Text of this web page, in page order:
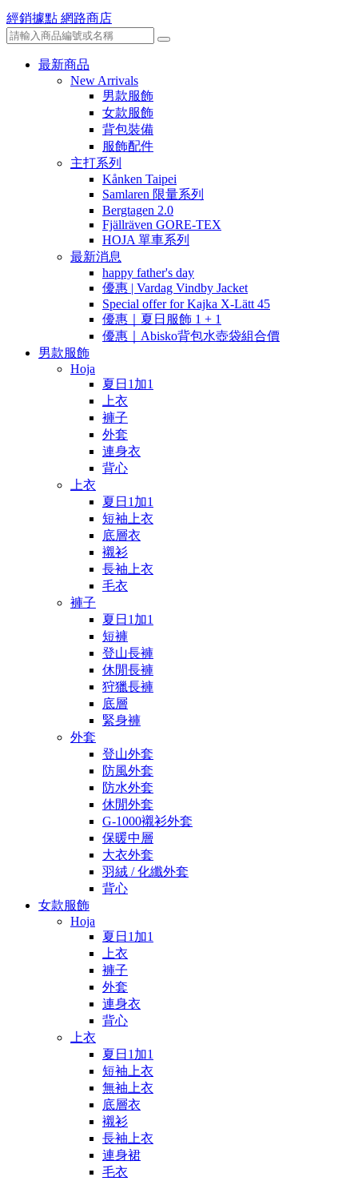
經銷據點 網路商店
最新商品
New Arrivals
男款服飾
女款服飾
背包裝備
服飾配件
主打系列
Kånken Taipei
Samlaren 限量系列
Bergtagen 2.0
Fjällräven GORE-TEX
HOJA 單車系列
最新消息
happy father's day
優惠 | Vardag Vindby Jacket
Special offer for Kajka X-Lätt 45
優惠｜夏日服飾 1 + 1
優惠｜Abisko背包水壺袋組合價
男款服飾
Hoja
夏日1加1
上衣
褲子
外套
連身衣
背心
上衣
夏日1加1
短袖上衣
底層衣
襯衫
長袖上衣
毛衣
褲子
夏日1加1
短褲
登山長褲
休閒長褲
狩獵長褲
底層
緊身褲
外套
登山外套
防風外套
防水外套
休閒外套
G-1000襯衫外套
保暖中層
大衣外套
羽絨 / 化纖外套
背心
女款服飾
Hoja
夏日1加1
上衣
褲子
外套
連身衣
背心
上衣
夏日1加1
短袖上衣
無袖上衣
底層衣
襯衫
長袖上衣
連身裙
毛衣